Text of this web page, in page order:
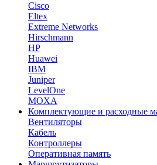
Cisco
Eltex
Extreme Networks
Hirschmann
HP
Huawei
IBM
Juniper
LevelOne
MOXA
Комплектующие и расходные
Вентиляторы
Кабель
Контроллеры
Оперативная память